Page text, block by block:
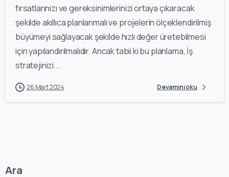
fırsatlarınızı ve gereksinimlerinizi ortaya çıkaracak
şekilde akıllıca planlanmalı ve projelerin ölçeklendirilmiş
büyümeyi sağlayacak şekilde hızlı değer üretebilmesi
için yapılandırılmalıdır. Ancak tabii ki bu planlama, İş
stratejinizi...
26 Mart 2024 Devamını oku
Ara